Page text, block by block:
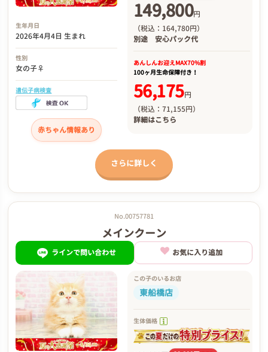
生年月日
2026年4月4日 生まれ
性別
女の子♀
遺伝子病検査
赤ちゃん情報あり
149,800円
（税込：164,780円）
別途 安心パック代
あんしんお迎えMAX70%割
100ヶ月生命保障付き！
56,175円
（税込：71,155円）
詳細はこちら
さらに詳しく
No.00757781
メインクーン
ラインで問い合わせ お気に入り追加
この子のいるお店
東船橋店
生体価格